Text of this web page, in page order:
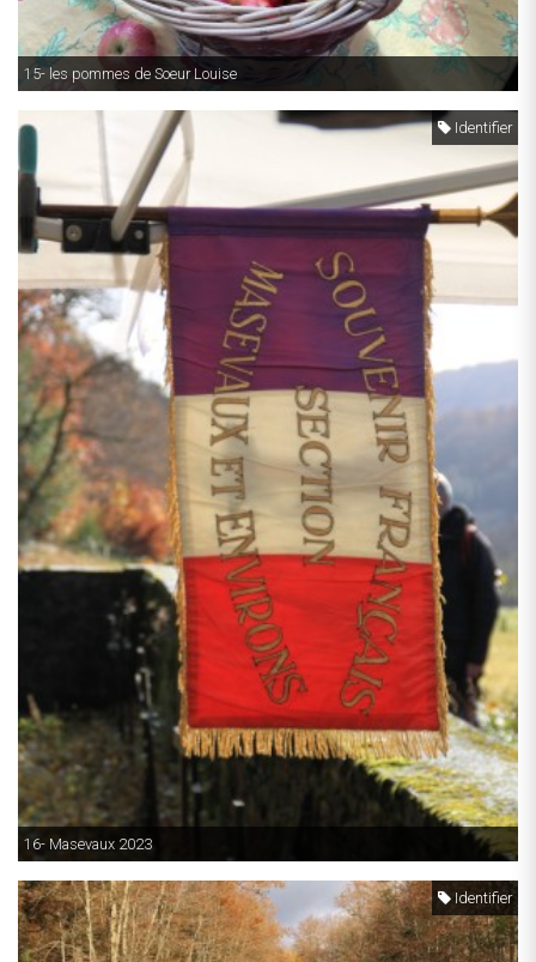
15- les pommes de Soeur Louise
Identifier
16- Masevaux 2023
Identifier